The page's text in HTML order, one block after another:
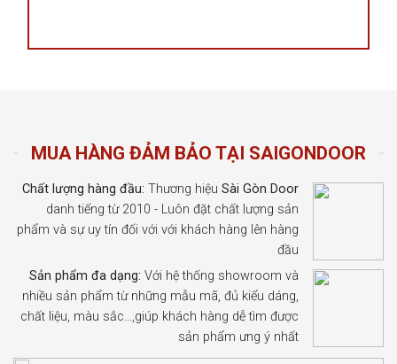
MUA HÀNG ĐẢM BẢO TẠI SAIGONDOOR
Chất lượng hàng đầu: Thương hiệu Sài Gòn Door
danh tiếng từ 2010 - Luôn đặt chất lượng sản
phẩm và sự uy tín đối với với khách hàng lên hàng
đầu
Sản phẩm đa dạng: Với hệ thống showroom và
nhiều sản phẩm từ những mẫu mã, đủ kiểu dáng,
chất liệu, màu sắc…,giúp khách hàng dễ tìm được
sản phẩm ưng ý nhất